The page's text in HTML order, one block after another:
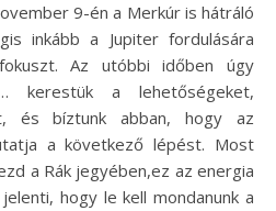
inkább a Jupiter fordulására
Az utóbbi időben úgy
kerestük a lehetőségeket,
és bíztunk abban, hogy az
a következő lépést. Most
a Rák jegyében,ez az energia
hogy le kell mondanunk a